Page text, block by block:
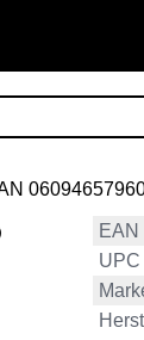
EAN
UPC